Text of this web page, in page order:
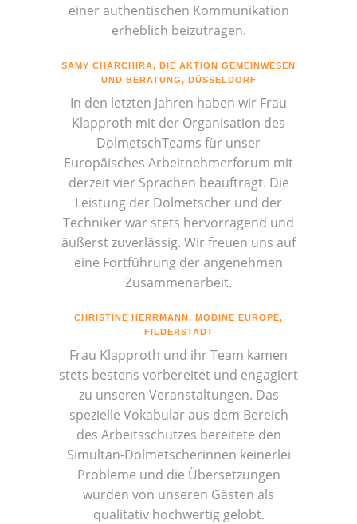
einer authentischen Kommunikation
erheblich beizutragen.
SAMY CHARCHIRA, DIE AKTION GEMEINWESEN
UND BERATUNG, DÜSSELDORF
In den letzten Jahren haben wir Frau
Klapproth mit der Organisation des
DolmetschTeams für unser
Europäisches Arbeitnehmerforum mit
derzeit vier Sprachen beauftragt. Die
Leistung der Dolmetscher und der
Techniker war stets hervorragend und
äußerst zuverlässig. Wir freuen uns auf
eine Fortführung der angenehmen
Zusammenarbeit.
CHRISTINE HERRMANN, MODINE EUROPE,
FILDERSTADT
Frau Klapproth und ihr Team kamen
stets bestens vorbereitet und engagiert
zu unseren Veranstaltungen. Das
spezielle Vokabular aus dem Bereich
des Arbeitsschutzes bereitete den
Simultan-Dolmetscherinnen keinerlei
Probleme und die Übersetzungen
wurden von unseren Gästen als
qualitativ hochwertig gelobt.